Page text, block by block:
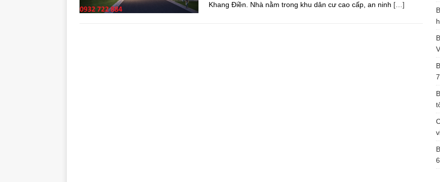
Khang Điền. Nhà nằm trong khu dân cư cao cấp, an ninh […]